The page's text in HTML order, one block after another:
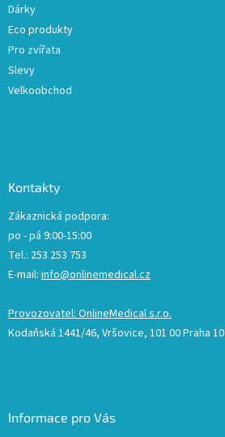
Dárky
Eco produkty
Pro zvířata
Slevy
Velkoobchod
Kontakty
Zákaznická podpora:
po - pá 9:00-15:00
Tel.: 253 253 753
E-mail: info@onlinemedical.cz
Provozovatel: OnlineMedical s.r.o.
Kodaňská 1441/46, Vršovice, 101 00 Praha 10
Informace pro Vás